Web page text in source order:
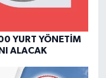
YURT YÖNETİM
ALACAK